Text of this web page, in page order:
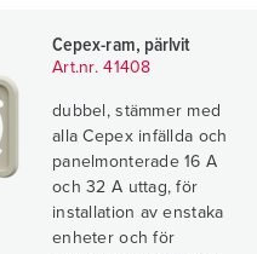
Cepex-ram, pärlvit
Art.nr. 41408
dubbel, stämmer med
alla Cepex infällda och
panelmonterade 16 A
och 32 A uttag, för
installation av enstaka
enheter och för